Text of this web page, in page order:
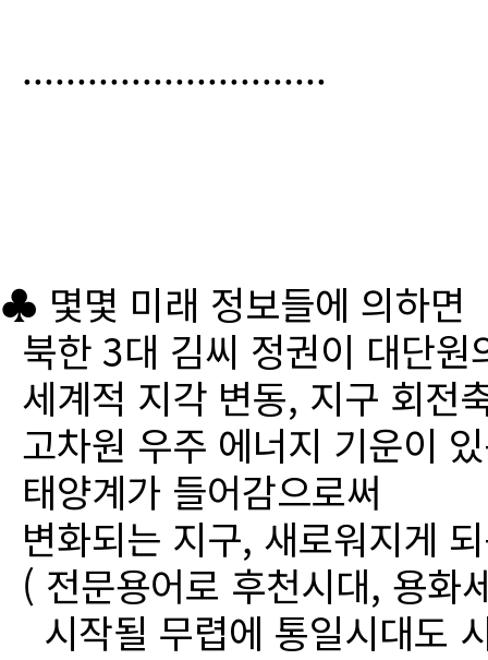
............................
♣ 몇몇 미래 정보들에 의하면
북한 3대 김씨 정권이 대단
세계적 지각 변동, 지구 회전
고차원 우주 에너지 기운이
태양계가 들어감으로써
변화되는 지구, 새로워지게
( 전문용어로 후천시대, 용화
시작될 무렵에 통일시대도